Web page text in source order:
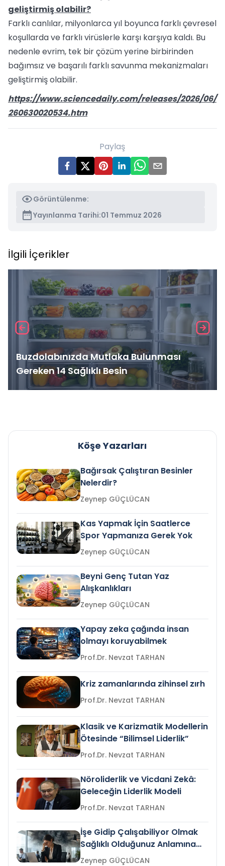
geliştirmiş olabilir?
Farklı canlılar, milyonlarca yıl boyunca farklı çevresel
koşullarda ve farklı virüslerle karşı karşıya kaldı. Bu
nedenle evrim, tek bir çözüm yerine birbirinden
bağımsız ve başarılı farklı savunma mekanizmaları
geliştirmiş olabilir.
https://www.sciencedaily.com/releases/2026/06/
260630020534.htm
Paylaş
Görüntülenme:
Yayınlanma Tarihi:01 Temmuz 2026
İlgili İçerikler
Buzdolabınızda Mutlaka Bulunması
Gereken 14 Sağlıklı Besin
Köşe Yazarları
Bağırsak Çalıştıran Besinler
Nelerdir?
Zeynep GÜÇLÜCAN
Kas Yapmak İçin Saatlerce
Spor Yapmanıza Gerek Yok
Zeynep GÜÇLÜCAN
Beyni Genç Tutan Yaz
Alışkanlıkları
Zeynep GÜÇLÜCAN
Yapay zeka çağında insan
olmayı koruyabilmek
Prof.Dr. Nevzat TARHAN
Kriz zamanlarında zihinsel zırh
Prof.Dr. Nevzat TARHAN
Klasik ve Karizmatik Modellerin
Ötesinde “Bilimsel Liderlik”
Prof.Dr. Nevzat TARHAN
Nöroliderlik ve Vicdani Zekâ:
Geleceğin Liderlik Modeli
Prof.Dr. Nevzat TARHAN
İşe Gidip Çalışabiliyor Olmak
Sağlıklı Olduğunuz Anlamına
Gelir mi?Zeynep GÜÇLÜCAN